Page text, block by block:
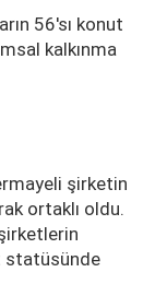
56'sı konut
kalkınma
şirketin
ortaklı oldu.
statüsünde